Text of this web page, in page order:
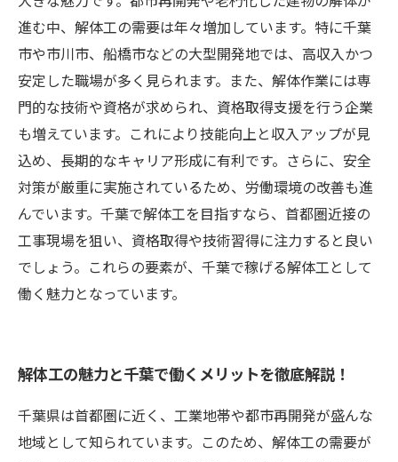
進む中、解体工の需要は年々増加しています。特に千葉
市や市川市、船橋市などの大型開発地では、高収入かつ
安定した職場が多く見られます。また、解体作業には専
門的な技術や資格が求められ、資格取得支援を行う企業
も増えています。これにより技能向上と収入アップが見
込め、長期的なキャリア形成に有利です。さらに、安全
対策が厳重に実施されているため、労働環境の改善も進
んでいます。千葉で解体工を目指すなら、首都圏近接の
工事現場を狙い、資格取得や技術習得に注力すると良い
でしょう。これらの要素が、千葉で稼げる解体工として
働く魅力となっています。
解体工の魅力と千葉で働くメリットを徹底解説！
千葉県は首都圏に近く、工業地帯や都市再開発が盛んな
地域として知られています。このため、解体工の需要が